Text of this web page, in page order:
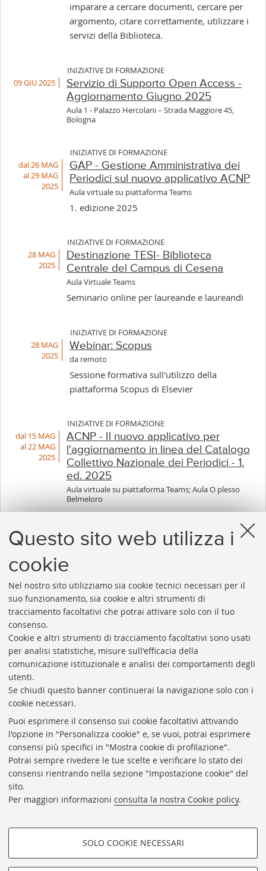
Questo sito web utilizza i
cookie
Nel nostro sito utilizziamo sia cookie tecnici necessari per il
suo funzionamento, sia cookie e altri strumenti di
tracciamento facoltativi che potrai attivare solo con il tuo
consenso.
Cookie e altri strumenti di tracciamento facoltativi sono usati
per analisi statistiche, misure sull'efficacia della
comunicazione istituzionale e analisi dei comportamenti degli
utenti.
Se chiudi questo banner continuerai la navigazione solo con i
cookie necessari.
Puoi esprimere il consenso sui cookie facoltativi attivando
l'opzione in "Personalizza cookie" e, se vuoi, potrai esprimere
consensi più specifici in "Mostra cookie di profilazione".
Potrai sempre rivedere le tue scelte e verificare lo stato dei
consensi rientrando nella sezione "Impostazione cookie" del
sito.
Per maggiori informazioni consulta la nostra Cookie policy.
COOKIE DI PROFILAZIONE -
SOLO COOKIE NECESSARI
imparare a cercare documenti, cercare per
argomento, citare correttamente, utilizzare i
servizi della Biblioteca.
INIZIATIVE DI FORMAZIONE
09 GIU 2025
Servizio di Supporto Open Access -
Aggiornamento Giugno 2025
Aula 1 - Palazzo Hercolani – Strada Maggiore 45,
Bologna
INIZIATIVE DI FORMAZIONE
dal 26 MAG
al 29 MAG
2025
GAP - Gestione Amministrativa dei
Periodici sul nuovo applicativo ACNP
Aula virtuale su piattaforma Teams
1. edizione 2025
INIZIATIVE DI FORMAZIONE
28 MAG
2025
Destinazione TESI- Biblioteca
Centrale del Campus di Cesena
Aula Virtuale Teams
Seminario online per laureande e laureandi
INIZIATIVE DI FORMAZIONE
28 MAG
2025
Webinar: Scopus
da remoto
Sessione formativa sull'utilizzo della
piattaforma Scopus di Elsevier
INIZIATIVE DI FORMAZIONE
dal 15 MAG
al 22 MAG
2025
ACNP - Il nuovo applicativo per
l'aggiornamento in linea del Catalogo
Collettivo Nazionale dei Periodici - 1.
ed. 2025
Aula virtuale su piattaforma Teams; Aula O plesso
Belmeloro
ISCRIZIONI CHIUSE
«
Precedenti
12
elementi
1 ...
Rubrica di Ateneo
Rss
Statistiche
Biblioteche di Ateneo
Sale studio
Carta dei servizi
Proxy
Help Desk
Informazioni sul sito e accessibilità
Impostazioni Cookie